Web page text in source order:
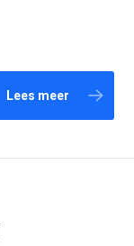
Lees meer